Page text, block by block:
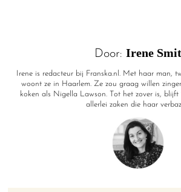
Door:Irene Smit
Irene is redacteur bij Franska.nl. Met haar man,
woont ze in Haarlem. Ze zou graag willen
koken als Nigella Lawson. Tot het zover is, blijft
allerlei zaken die haar